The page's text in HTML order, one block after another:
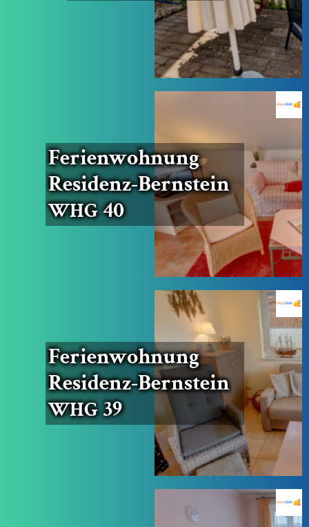
Feri­en­woh­nung
Resi­denz-Bern­stein
WHG40
Feri­en­woh­nung
Resi­denz-Bern­stein
WHG39